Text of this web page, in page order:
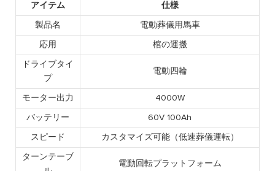
アイテム 仕様
製品名 電動葬儀用馬車
応用 棺の運搬
ドライブタイ
プ
電動四輪
モーター出力 4000W
バッテリー 60V 100Ah
スピード カスタマイズ可能（低速葬儀運転）
ターンテーブ
電動回転プラットフォーム